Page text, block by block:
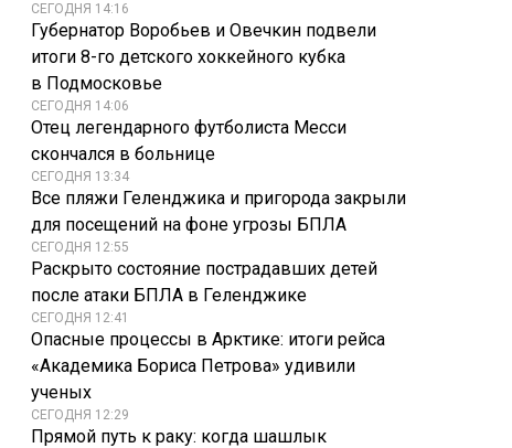
Ветеран СВО
рассказал, как стал
хоккеистом после
потери ноги
NYT сообщает о
«неадекватном»
СЕГОДНЯ 14:16
Губернатор Воробьев и Овечкин подвели
итоги 8-го детского хоккейного кубка
в Подмосковье
СЕГОДНЯ 14:06
Отец легендарного футболиста Месси
скончался в больнице
СЕГОДНЯ 13:34
Все пляжи Геленджика и пригорода закрыли
для посещений на фоне угрозы БПЛА
СЕГОДНЯ 12:55
Раскрыто состояние пострадавших детей
после атаки БПЛА в Геленджике
СЕГОДНЯ 12:41
Опасные процессы в Арктике: итоги рейса
«Академика Бориса Петрова» удивили
ученых
СЕГОДНЯ 12:29
Прямой путь к раку: когда шашлык